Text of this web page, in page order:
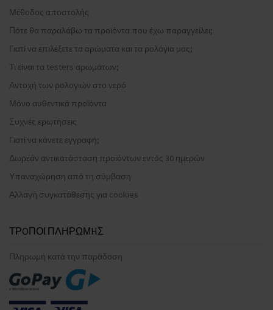
Μέθοδος αποστολής
Πότε θα παραλάβω τα προϊόντα που έχω παραγγείλει;
Γιατί να επιλέξετε τα αρώματα και τα ρολόγια μας;
Τι είναι τα testers αρωμάτων;
Αντοχή των ρολογιών στο νερό
Μόνο αυθεντικά προϊόντα
Συχνές ερωτήσεις
Γιατί να κάνετε εγγραφή;
Δωρεάν αντικατάσταση προϊόντων εντός 30 ημερών
Υπαναχώρηση από τη σύμβαση
Αλλαγή συγκατάθεσης για cookies
ΤΡOΠΟΙ ΠΛΗΡΩΜHΣ
Πληρωμή κατά την παράδοση